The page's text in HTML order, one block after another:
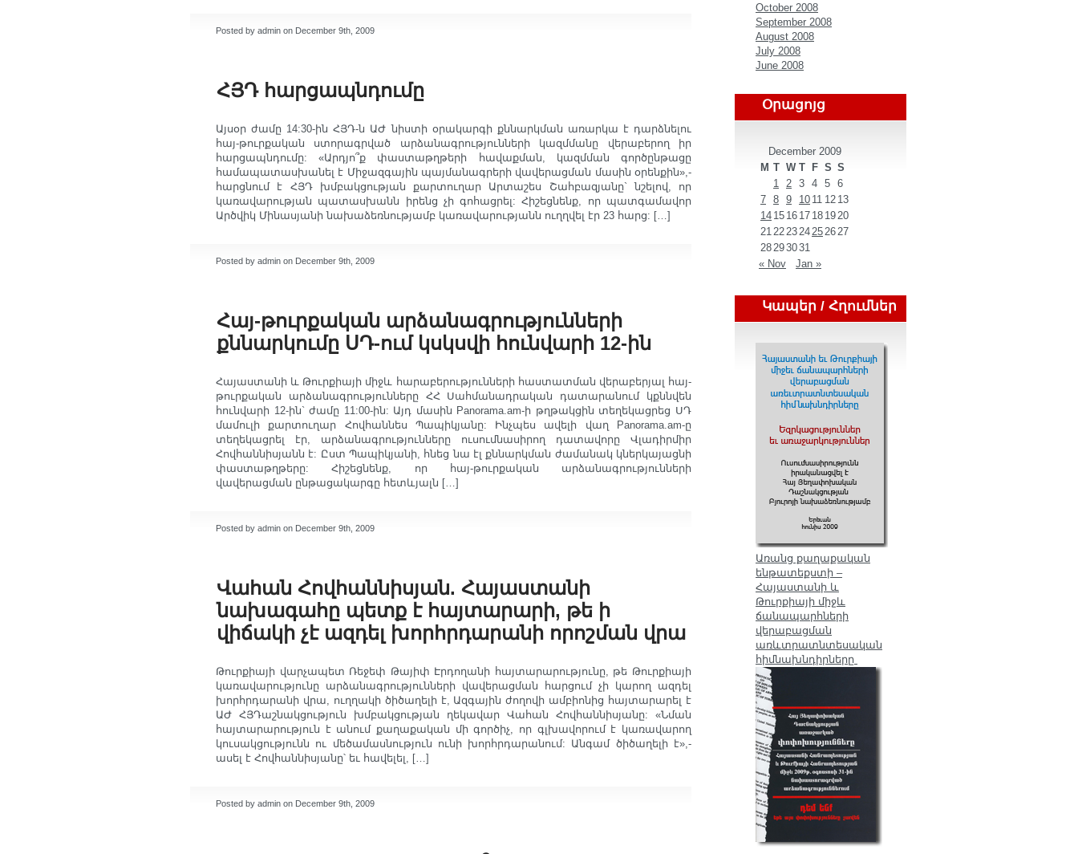
Posted by admin on December 9th, 2009
ՀՅԴ հարցապնդումը
Այսօր ժամը 14:30-ին ՀՅԴ-ն ԱԺ նիստի օրակարգի քննարկման առարկա է դարձնելու
հայ-թուրքական ստորագրված արձանագրությունների կազմմանը վերաբերող իր
հարցապնդումը: «Արդյո՞ք փաստաթղթերի հավաքման, կազմման գործընթացը
համապատասխանել է Միջազգային պայմանագրերի վավերացման մասին օրենքին»,-
հարցնում է ՀՅԴ խմբակցության քարտուղար Արտաշես Շահբազյանը` նշելով, որ
կառավարության պատասխանն իրենց չի գոհացրել: Հիշեցնենք, որ պատգամավոր
Արծվիկ Մինասյանի նախաձեռնությամբ կառավարությանն ուղղվել էր 23 հարց: […]
Posted by admin on December 9th, 2009
Հայ-թուրքական արձանագրությունների
քննարկումը ՍԴ-ում կսկսվի հունվարի 12-ին
Հայաստանի և Թուրքիայի միջև հարաբերությունների հաստատման վերաբերյալ հայ-
թուրքական արձանագրությունները ՀՀ Սահմանադրական դատարանում կքննվեն
հունվարի 12-ին` ժամը 11:00-ին: Այդ մասին Panorama.am-ի թղթակցին տեղեկացրեց ՍԴ
մամուլի քարտուղար Հովհաննես Պապիկյանը: Ինչպես ավելի վաղ Panorama.am-ը
տեղեկացրել էր, արձանագրությունները ուսումնասիրող դատավորը Վլադիրմիր
Հովհաննիսյանն է: Ըստ Պապիկյանի, հնեց նա էլ քննարկման ժամանակ կներկայացնի
փաստաթղթերը: Հիշեցնենք, որ հայ-թուրքական արձանագրությունների
վավերացման ընթացակարգը հետևյալն […]
Posted by admin on December 9th, 2009
Վահան Հովհաննիսյան. Հայաստանի
նախագահը պետք է հայտարարի, թե ի
վիճակի չէ ազդել խորհրդարանի որոշման վրա
Թուրքիայի վարչապետ Ռեջեփ Թայիփ Էրդողանի հայտարարությունը, թե Թուրքիայի
կառավարությունը արձանագրությունների վավերացման հարցում չի կարող ազդել
խորհրդարանի վրա, ուղղակի ծիծաղելի է, Ազգային ժողովի ամբիոնից հայտարարել է
ԱԺ ՀՅԴաշնակցություն խմբակցության ղեկավար Վահան Հովհաննիսյանը: «Նման
հայտարարություն է անում քաղաքական մի գործիչ, որ գլխավորում է կառավարող
կուսակցությունն ու մեծամասնություն ունի խորհրդարանում: Անգամ ծիծաղելի է»,-
ասել է Հովհաննիսյանը՝ եւ հավելել, […]
Posted by admin on December 9th, 2009
October 2008
September 2008
August 2008
July 2008
June 2008
Օրացոյց
December 2009
M T W T F S S
1 2 3 4 5 6
7 8 9 10 11 12 13
14 15 16 17 18 1920
21222324252627
28293031
« Nov
Jan »
Կապեր / Հղումներ
Առանց քաղաքական
ենթատեքստի –
Հայաստանի և
Թուրքիայի միջև
ճանապարհների
վերաբացման
առևտրատնտեսական
հիմնախնդիրները